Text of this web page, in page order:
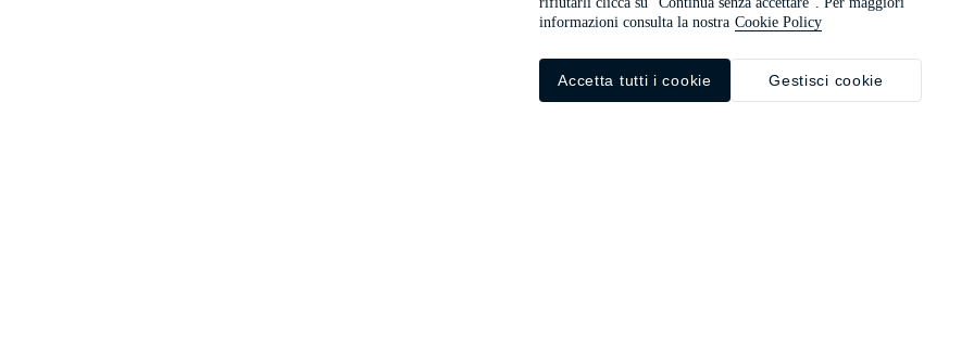
informazioni consulta la nostra Cookie Policy
Gestisci cookie
Accetta tutti i cookie